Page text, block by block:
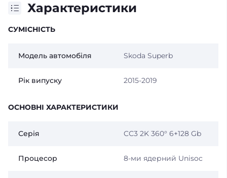
Характеристики
СУМІСНІСТЬ
Модель автомобіля Skoda Superb
Рік випуску 2015-2019
ОСНОВНІ ХАРАКТЕРИСТИКИ
Серія CC3 2K 360° 6+128 Gb
Процесор 8-ми ядерний Unisoc